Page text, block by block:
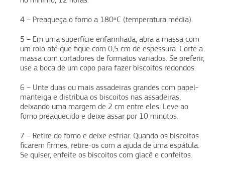
4 – Preaqueça o forno a 180ºC (temperatura média).
5 – Em uma superfície enfarinhada, abra a massa com
um rolo até que fique com 0,5 cm de espessura. Corte a
massa com cortadores de formatos variados. Se preferir,
use a boca de um copo para fazer biscoitos redondos.
6 – Unte duas ou mais assadeiras grandes com papel-
manteiga e distribua os biscoitos nas assadeiras,
deixando uma margem de 2 cm entre eles. Leve ao
forno preaquecido e deixe assar por 10 minutos.
7 – Retire do forno e deixe esfriar. Quando os biscoitos
ficarem firmes, retire-os com a ajuda de uma espátula.
Se quiser, enfeite os biscoitos com glacê e confeitos.